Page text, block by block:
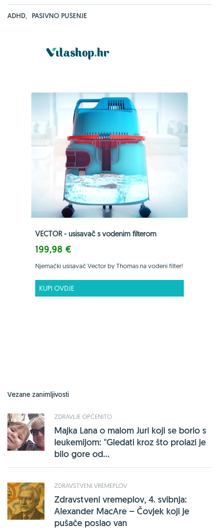
ADHD, PASIVNO PUŠENJE
VECTOR - usisavač s vodenim filterom
199,98 €
Njemački usisavač Vector by Thomas na vodeni filter!
KUPI OVDJE
Vezane zanimljivosti
ZDRAVLJE OPĆENITO
Majka Lana o malom Juri koji se borio s
leukemijom: "Gledati kroz što prolazi je
bilo gore od...
ZDRAVSTVENI VREMEPLOV
Zdravstveni vremeplov, 4. svibnja:
Alexander MacAre – Čovjek koji je
pušače poslao van